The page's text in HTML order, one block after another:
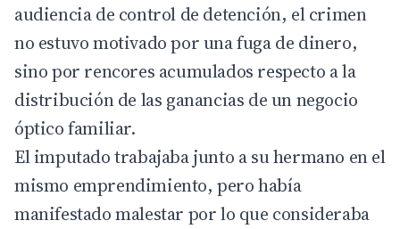
audiencia de control de detención, el crimen
no estuvo motivado por una fuga de dinero,
sino por rencores acumulados respecto a la
distribución de las ganancias de un negocio
óptico familiar.
El imputado trabajaba junto a su hermano en el
mismo emprendimiento, pero había
manifestado malestar por lo que consideraba